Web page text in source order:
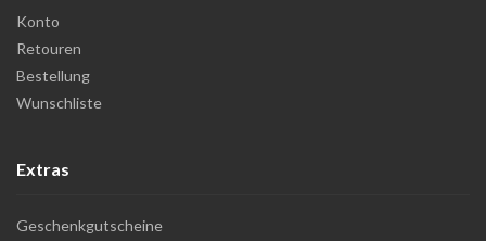
Konto
Retouren
Bestellung
Wunschliste
Extras
Geschenkgutscheine